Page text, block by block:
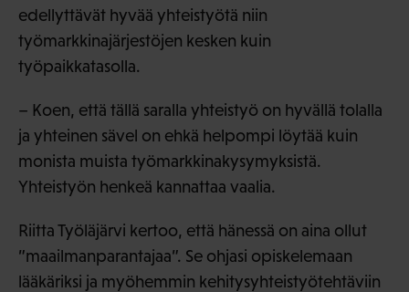
edellyttävät hyvää yhteistyötä niin
työmarkkinajärjestöjen kesken kuin
työpaikkatasolla.
– Koen, että tällä saralla yhteistyö on hyvällä tolalla
ja yhteinen sävel on ehkä helpompi löytää kuin
monista muista työmarkkinakysymyksistä.
Yhteistyön henkeä kannattaa vaalia.
Riitta Työläjärvi kertoo, että hänessä on aina ollut
”maailmanparantajaa”. Se ohjasi opiskelemaan
lääkäriksi ja myöhemmin kehitysyhteistyötehtäviin